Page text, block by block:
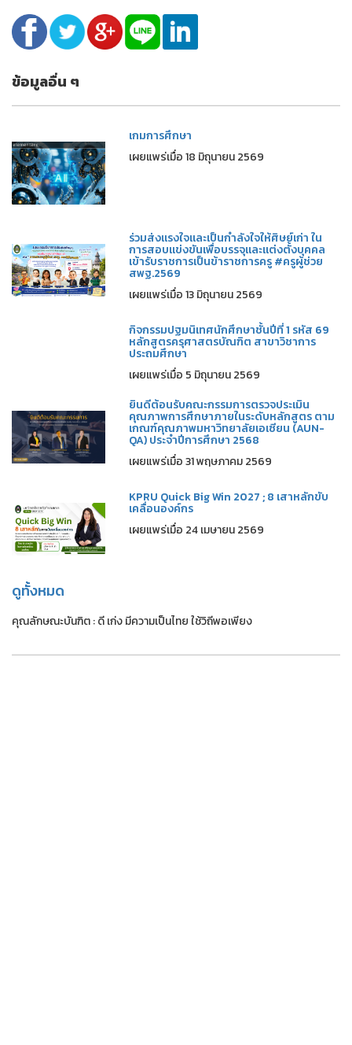
ข้อมูลอื่น ๆ
เกมการศึกษา
เผยแพร่เมื่อ 18 มิถุนายน 2569
ร่วมส่งแรงใจและเป็นกำลังใจให้ศิษย์เก่า ใน
การสอบแข่งขันเพื่อบรรจุและแต่งตั้งบุคคล
เข้ารับราชการเป็นข้าราชการครู #ครูผู้ช่วย
สพฐ.2569
เผยแพร่เมื่อ 13 มิถุนายน 2569
กิจกรรมปฐมนิเทศนักศึกษาชั้นปีที่ 1 รหัส 69
หลักสูตรครุศาสตรบัณฑิต สาขาวิชาการ
ประถมศึกษา
เผยแพร่เมื่อ 5 มิถุนายน 2569
ยินดีต้อนรับคณะกรรมการตรวจประเมิน
คุณภาพการศึกษาภายในระดับหลักสูตร ตาม
เกณฑ์คุณภาพมหาวิทยาลัยเอเซียน (AUN-
QA) ประจำปีการศึกษา 2568
เผยแพร่เมื่อ 31 พฤษภาคม 2569
KPRU Quick Big Win 2027 ; 8 เสาหลักขับ
เคลื่อนองค์กร
เผยแพร่เมื่อ 24 เมษายน 2569
ดูทั้งหมด
คุณลักษณะบันฑิต : ดี เก่ง มีความเป็นไทย ใช้วิถีพอเพียง